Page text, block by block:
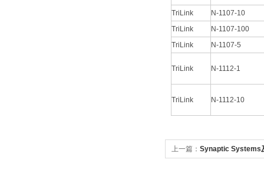
TriLink
N-1107-10
TriLink
N-1107-100
TriLink
N-1107-5
TriLink N-1112-1
TriLink N-1112-10
上一篇： Synaptic Systems